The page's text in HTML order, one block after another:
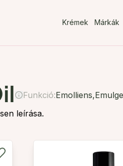
Krémek Márkák
Funkció:Emolliens,
leírása.